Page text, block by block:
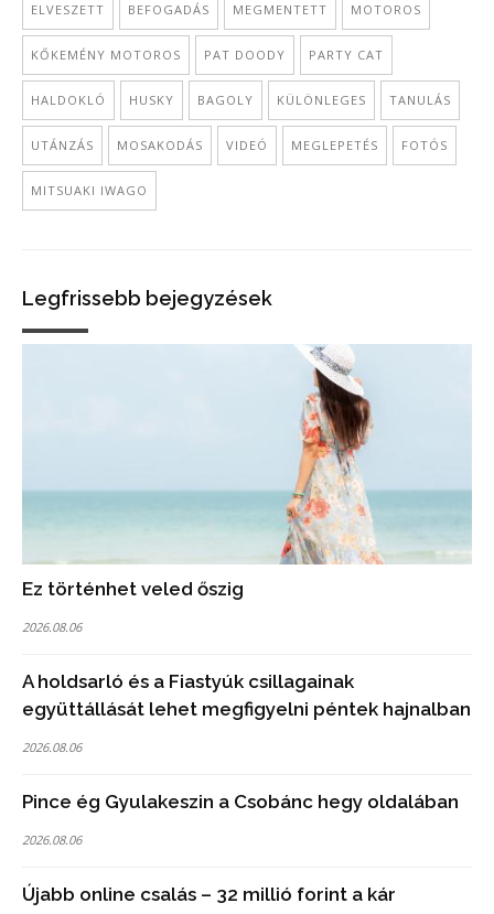
ELVESZETT BEFOGADÁS MEGMENTETT MOTOROS
KŐKEMÉNY MOTOROS PAT DOODY PARTY CAT
HALDOKLÓ HUSKY BAGOLY KÜLÖNLEGES TANULÁS
UTÁNZÁS MOSAKODÁS VIDEÓ MEGLEPETÉS FOTÓS
MITSUAKI IWAGO
Legfrissebb bejegyzések
Ez történhet veled őszig
2026.08.06
A holdsarló és a Fiastyúk csillagainak
együttállását lehet megfigyelni péntek hajnalban
2026.08.06
Pince ég Gyulakeszin a Csobánc hegy oldalában
2026.08.06
Újabb online csalás – 32 millió forint a kár